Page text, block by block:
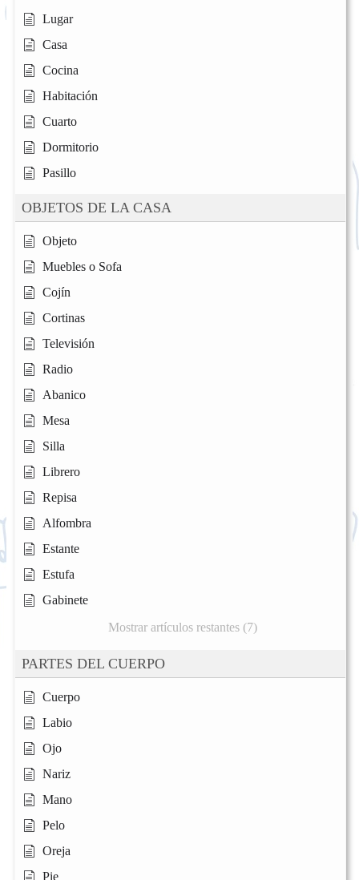
Lugar
Casa
Cocina
Habitación
Cuarto
Dormitorio
Pasillo
OBJETOS DE LA CASA
Objeto
Muebles o Sofa
Cojín
Cortinas
Televisión
Radio
Abanico
Mesa
Silla
Librero
Repisa
Alfombra
Estante
Estufa
Gabinete
Mostrar artículos restantes (7)
PARTES DEL CUERPO
Cuerpo
Labio
Ojo
Nariz
Mano
Pelo
Oreja
Pie